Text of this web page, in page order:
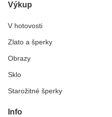
Výkup
V hotovosti
Zlato a šperky
Obrazy
Sklo
Starožitné šperky
Info